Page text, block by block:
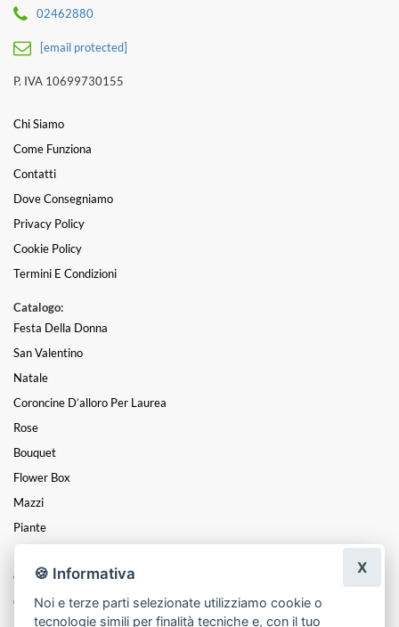
02462880
[email protected]
P. IVA 10699730155
Chi Siamo
Come Funziona
Contatti
Dove Consegniamo
Privacy Policy
Cookie Policy
Termini E Condizioni
Catalogo:
Festa Della Donna
San Valentino
Natale
Coroncine D’alloro Per Laurea
Rose
Bouquet
Flower Box
Mazzi
Piante
PIANTE DA ESTERNO - BALCONI TERRAZZI GIARDINI -
Composizioni
Centrotavola
🍪 Informativa
Noi e terze parti selezionate utilizziamo cookie o
tecnologie simili per finalità tecniche e, con il tuo
X